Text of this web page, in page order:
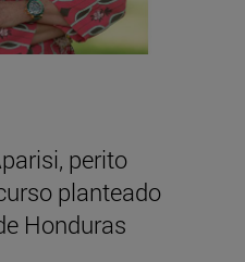
perito
planteado
Honduras